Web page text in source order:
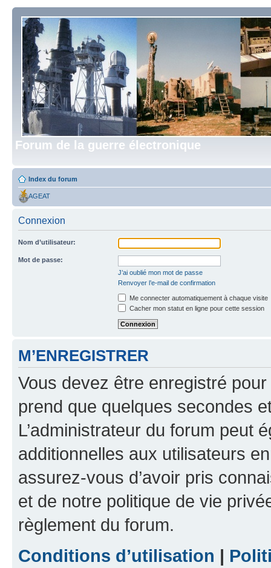
Forum de la guerre électronique
Index du forum
AGEAT
Connexion
Nom d’utilisateur:
Mot de passe:
J’ai oublié mon mot de passe
Renvoyer l’e-mail de confirmation
Me connecter automatiquement à chaque visite
Cacher mon statut en ligne pour cette session
M’ENREGISTRER
Vous devez être enregistré
prend que quelques secondes
L’administrateur du forum peut
additionnelles aux utilisateurs
assurez-vous d’avoir pris
et de notre politique de vie
règlement du forum.
Conditions d’utilisation |